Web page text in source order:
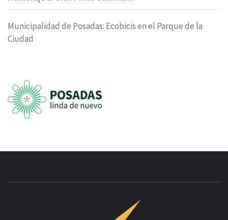
Municipalidad de Posadas: Ecobicis en el Parque de la
Ciudad